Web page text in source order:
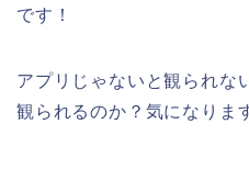
です！
アプリじゃないと観られな
観られるのか？気になりま